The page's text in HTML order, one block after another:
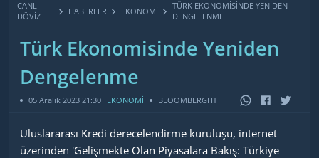
CANLI
DÖVİZ
HABERLER EKONOMI
TÜRK EKONOMISINDE YENIDEN
DENGELENME
Türk Ekonomisinde Yeniden
Dengelenme
05 Aralık 2023 21:30 EKONOMİ BLOOMBERGHT
Uluslararası Kredi derecelendirme kuruluşu, internet
üzerinden 'Gelişmekte Olan Piyasalara Bakış: Türkiye